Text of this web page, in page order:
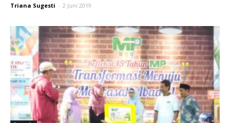
Triana Sugesti - 2 Juni 2019